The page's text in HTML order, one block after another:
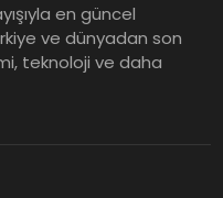
en güncel
ve dünyadan son
teknoloji ve daha